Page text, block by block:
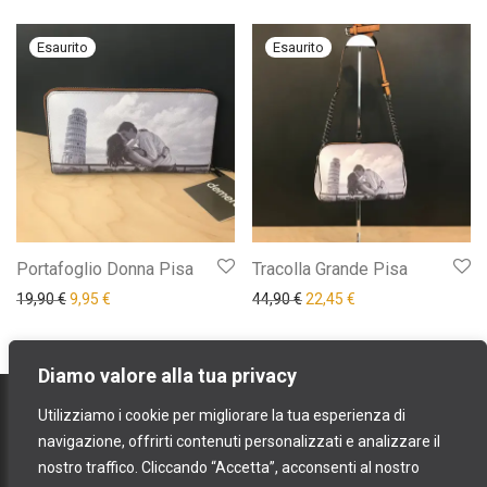
Diamo valore alla tua privacy
Utilizziamo i cookie per migliorare la tua esperienza di
navigazione, offrirti contenuti personalizzati e analizzare il
nostro traffico. Cliccando “Accetta”, acconsenti al nostro
Portafoglio Donna Pisa
19,90€Il prezzo originale era: 19,90 €.
9,95 € Il prezzo attuale è: 9,95 €.
Tracolla Grande Pisa
44,90€Il prezzo originale era:
22,45 €
spedizioni e resi